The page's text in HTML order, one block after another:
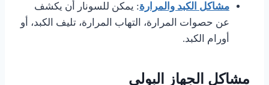
مشاكل الكبد والمرارة: يمكن للسونار أن يكشف
عن حصوات المرارة، التهاب المرارة، تليف الكبد، أو
أورام الكبد.
مشاكل الجهاز البولي